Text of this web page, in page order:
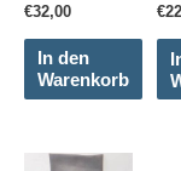
€32,00
In den
Warenkorb
€